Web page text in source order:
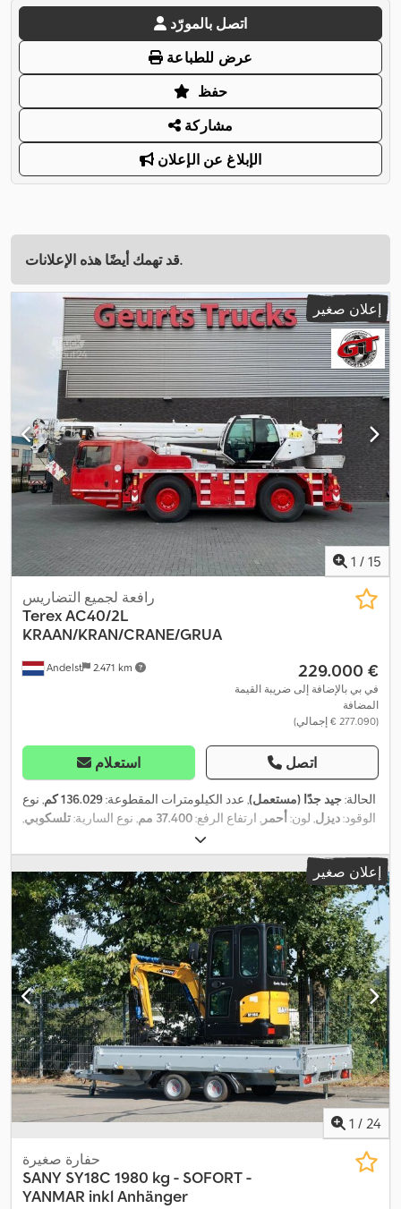
اتصل بالمورّد
عرض للطباعة
حفظ
مشاركة
الإبلاغ عن الإعلان
قد تهمك أيضًا هذه الإعلانات.
إعلان صغير
1 / 15
Andelst 2.471 km
رافعة لجميع التضاريس
TerexAC40/2L
KRAAN/KRAN/CRANE/GRUA
‏229.000 €
في بي بالإضافة إلى ضريبة القيمة
المضافة
(‏277.090 € إجمالي)
استعلام اتصل
الحالة:جيد جدًا (مستعمل), عدد الكيلومترات المقطوعة:136.029 كم
, نوع
الوقود:ديزل , لون: أحمر , ارتفاع الرفع:37.400 مم , نوع السارية:تلسكوبي
سنة الصنع:
إعلان صغير
1 / 24
حفارة صغيرة
SANY SY18C 1980 kg - SOFORT -
YANMAR inkl Anhänger